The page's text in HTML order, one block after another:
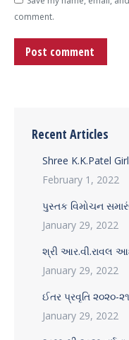
comment.
Post comment
Recent Articles
Shree K.K.Patel
February 1, 2022
પુસ્તક વિમોચન
January 29, 2022
શ્રી આર.વી.રાવલ
January 29, 2022
ઈતર પ્રવૃતિ ૨૦૨૦-૨૧
January 29, 2022